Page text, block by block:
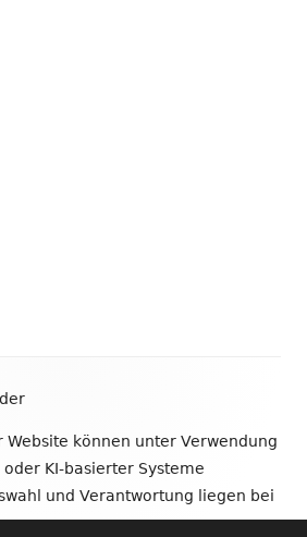
Website können unter Verwendung
KI-basierter Systeme
und Verantwortung liegen bei